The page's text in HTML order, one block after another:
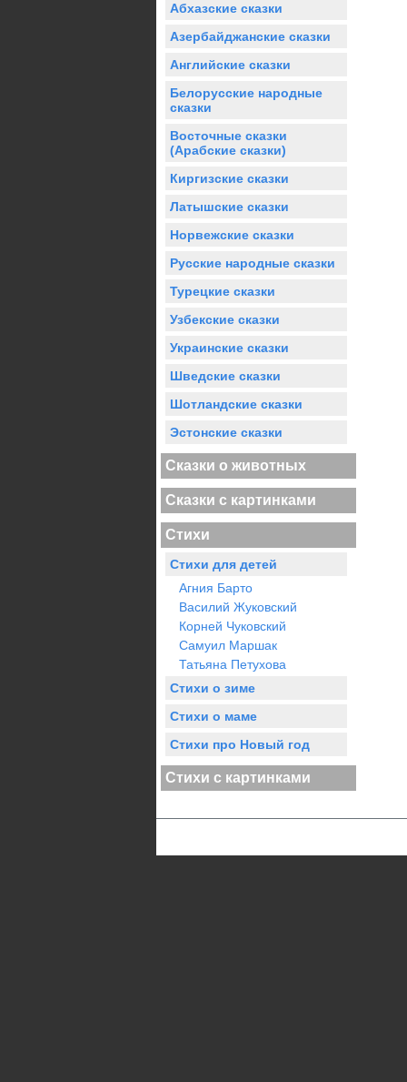
Абхазские сказки
Азербайджанские сказки
Английские сказки
Белорусские народные
сказки
Восточные сказки
(Арабские сказки)
Киргизские сказки
Латышские сказки
Норвежские сказки
Русские народные сказки
Турецкие сказки
Узбекские сказки
Украинские сказки
Шведские сказки
Шотландские сказки
Эстонские сказки
Сказки о животных
Сказки с картинками
Стихи
Стихи для детей
Агния Барто
Василий Жуковский
Корней Чуковский
Самуил Маршак
Татьяна Петухова
Стихи о зиме
Стихи о маме
Стихи про Новый год
Стихи с картинками